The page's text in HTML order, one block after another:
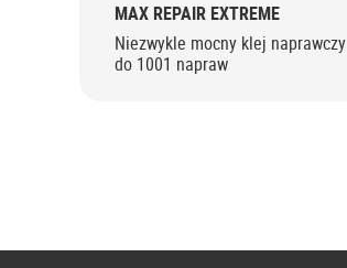
MAX REPAIR EXTREME
Niezwykle mocny klej naprawczy
do 1001 napraw